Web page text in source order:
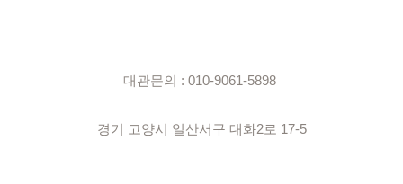
대관문의 : 010-9061-5898
경기 고양시 일산서구 대화2로 17-5